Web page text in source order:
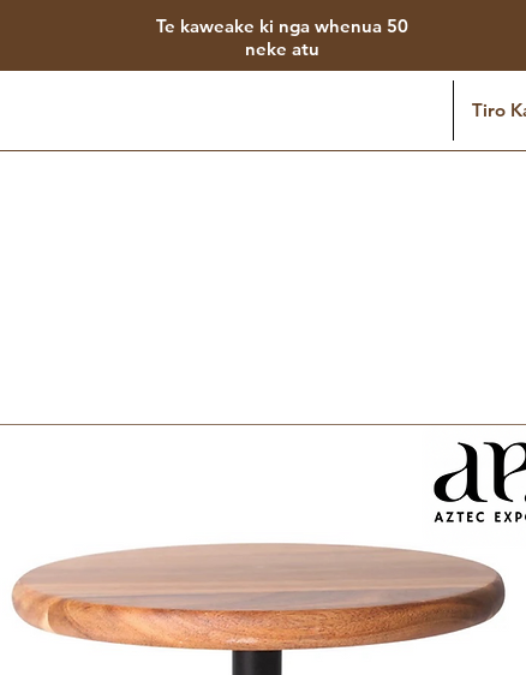
Te kaweake ki nga whenua 50
neke atu
Tiro